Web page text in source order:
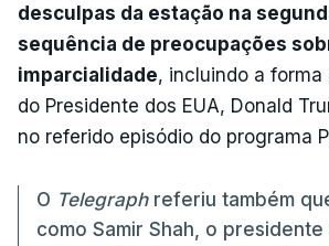
desculpas da estação na
sequência de preocupações
imparcialidade, incluindo a
do Presidente dos EUA, Donald
no referido episódio do programa
O Telegraphreferiu também
como Samir Shah, o presidente